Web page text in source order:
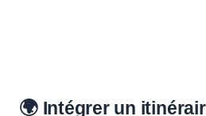
🌍 Intégrer un